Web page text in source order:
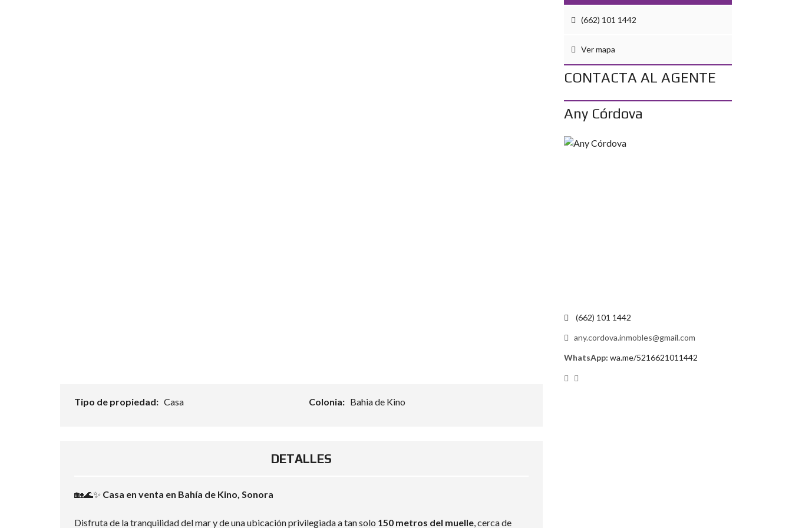
Tipo de propiedad: Casa Colonia: Bahia de Kino
DETALLES
🏡🌊✨ Casa en venta en Bahía de Kino, Sonora
Disfruta de la tranquilidad del mar y de una ubicación privilegiada a tan solo 150 metros del muelle, cerca de
(662) 101 1442
Ver mapa
CONTACTA AL AGENTE
Any Córdova
(662) 101 1442
any.cordova.inmobles@gmail.com
WhatsApp: wa.me/5216621011442